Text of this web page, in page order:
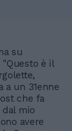
su
"Questo è il
a un 31enne
che fa
mio
avere